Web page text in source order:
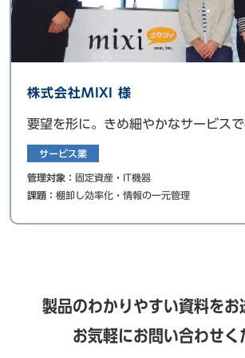
株式会社MIXI 様
要望を形に。きめ細やかなサービス
サービス業
管理対象： 固定資産・IT機器
課題： 棚卸し効率化・情報の一元管理
製品のわかりやすい資料をお
お気軽にお問い合わせく